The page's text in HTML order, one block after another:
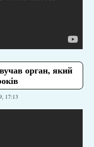
орган, який
17:13